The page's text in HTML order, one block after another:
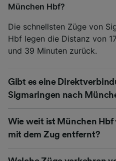
München Hbf?
Die schnellsten Züge von
Hbf legen die Distanz von
und 39 Minuten zurück.
Gibt es eine
Sigmaringen nach
Wie weit ist München Hbf
mit dem Zug entfernt?